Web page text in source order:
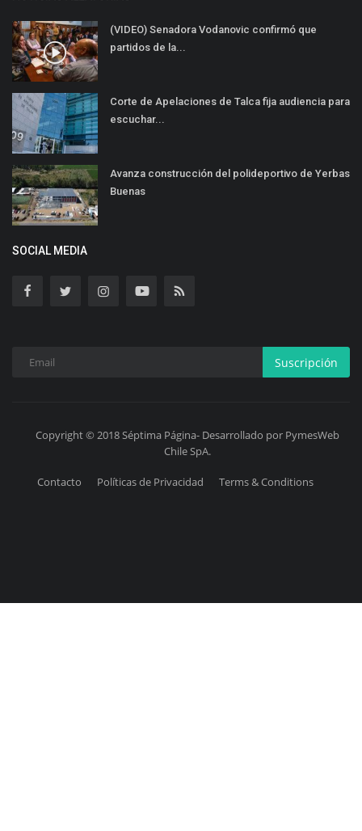
(VIDEO) Senadora Vodanovic confirmó que
partidos de la...
Corte de Apelaciones de Talca fija audiencia para
escuchar...
Avanza construcción del polideportivo de Yerbas
Buenas
SOCIAL MEDIA
Suscripción
Copyright © 2018 Séptima Página- Desarrollado por PymesWeb
Chile SpA.
Contacto Políticas de Privacidad Terms & Conditions